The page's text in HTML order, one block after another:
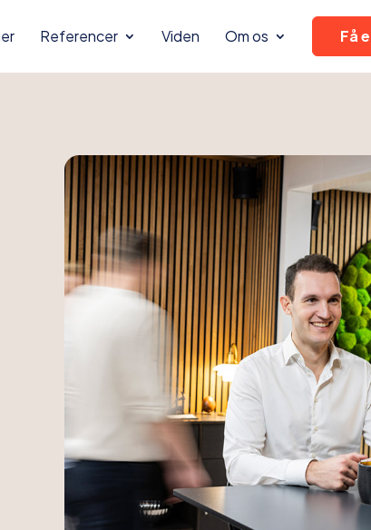
Referencer Viden Om os Få